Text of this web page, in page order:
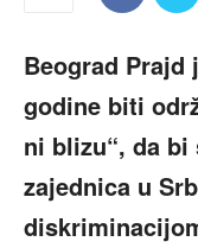
Beograd Prajd
godine biti
ni blizu“, da bi
zajednica u